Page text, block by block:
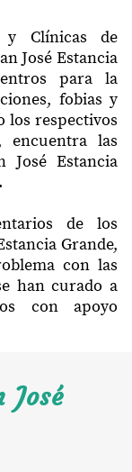
y Clínicas de
José Estancia
para la
fobias y
los respectivos
encuentra las
José Estancia
de los
Grande,
con las
han curado a
con apoyo
José